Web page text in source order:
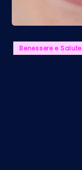
Posted
in
Benessere e Salute